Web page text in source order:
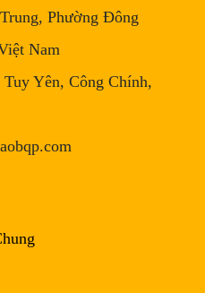
Phường Đông
Nam
Yên, Công Chính,